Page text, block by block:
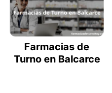
Farmacias de
Turno en Balcarce